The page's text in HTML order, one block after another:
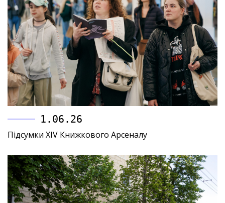
1.06.26
Підсумки XIV Книжкового Арсеналу